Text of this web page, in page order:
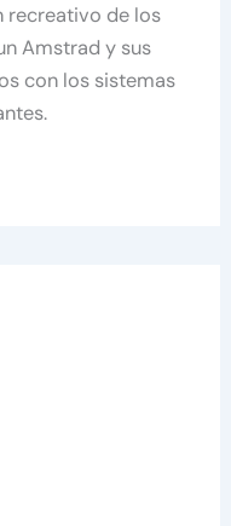
recreativo de los
Amstrad y sus
con los sistemas